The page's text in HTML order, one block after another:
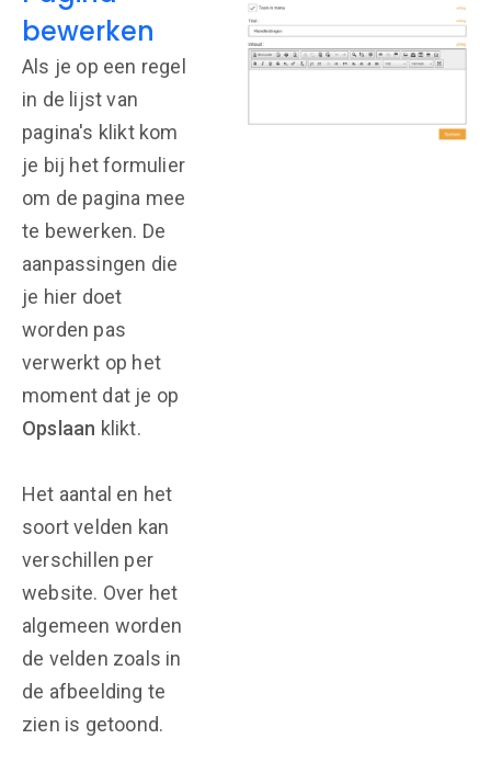
bewerken
Als je op een regel
in de lijst van
pagina's klikt kom
je bij het formulier
om de pagina mee
te bewerken. De
aanpassingen die
je hier doet
worden pas
verwerkt op het
moment dat je op
Opslaan klikt.
Het aantal en het
soort velden kan
verschillen per
website. Over het
algemeen worden
de velden zoals in
de afbeelding te
zien is getoond.